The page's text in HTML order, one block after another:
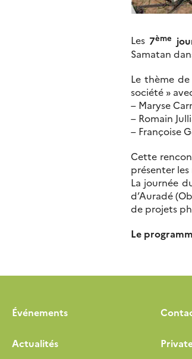
Les 7ème
Samatan
Le thème
société »
– Maryse
– Romain
– Françoise
Cette
présenter
La journée
d’Auradé
de projets
Le
Événements
Actualités